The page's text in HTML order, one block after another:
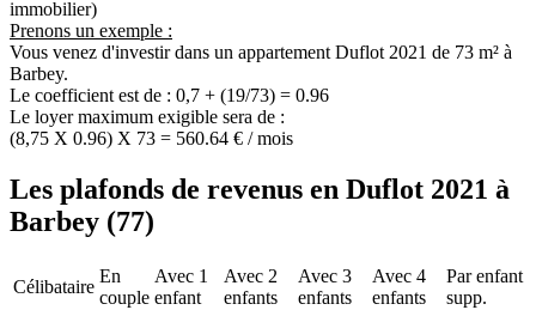
immobilier)
Prenons un exemple :
Vous venez d'investir dans un appartement Duflot 2021 de 73 m² à
Barbey.
Le coefficient est de : 0,7 + (19/73) = 0.96
Le loyer maximum exigible sera de :
(8,75 X 0.96) X 73 = 560.64 € / mois
Les plafonds de revenus en Duflot 2021 à
Barbey (77)
Célibataire
En
couple
Avec 1
enfant
Avec 2
enfants
Avec 3
enfants
Avec 4
enfants
Par enfant
supp.